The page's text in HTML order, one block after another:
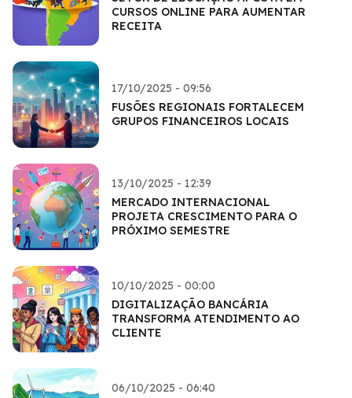
CURSOS ONLINE PARA AUMENTAR
RECEITA
17/10/2025 - 09:56
FUSÕES REGIONAIS FORTALECEM
GRUPOS FINANCEIROS LOCAIS
13/10/2025 - 12:39
MERCADO INTERNACIONAL
PROJETA CRESCIMENTO PARA O
PRÓXIMO SEMESTRE
10/10/2025 - 00:00
DIGITALIZAÇÃO BANCÁRIA
TRANSFORMA ATENDIMENTO AO
CLIENTE
06/10/2025 - 06:40